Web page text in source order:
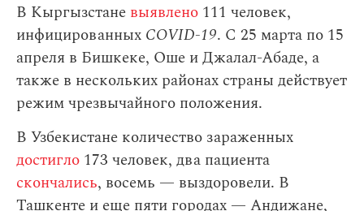
В Кыргызстане выявлено 111 человек,
инфицированных COVID-19. С 25 марта по 15
апреля в Бишкеке, Оше и Джалал-Абаде, а
также в нескольких районах страны действует
режим чрезвычайного положения.
В Узбекистане количество зараженных
достигло 173 человек, два пациента
скончались, восемь — выздоровели. В
Ташкенте и еще пяти городах — Андижане,